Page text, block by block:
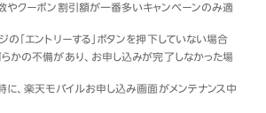
やクーポン割引額が一番多いキャンペーンのみ適
の「エントリーする」ボタンを押下していない場合
かの不備があり、お申し込みが完了しなかった場
、楽天モバイルお申し込み画面がメンテナンス中